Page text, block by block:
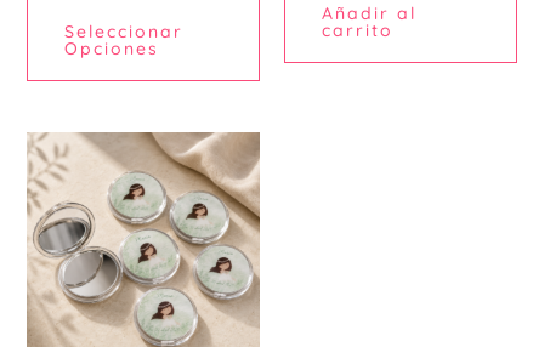
Seleccionar
Opciones
Añadir al
carrito